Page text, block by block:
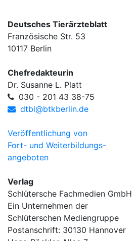
Deutsches Tierärzteblatt
Französische Str. 53
10117 Berlin
Chefredakteurin
Dr. Susanne L. Platt
030 - 201 43 38-75
dtbl@btkberlin.de
Veröffentlichung von
Fort- und Weiterbildungs-
angeboten
Verlag
Schlütersche Fachmedien GmbH
Ein Unternehmen der
Schlüterschen Mediengruppe
Postanschrift: 30130 Hannover